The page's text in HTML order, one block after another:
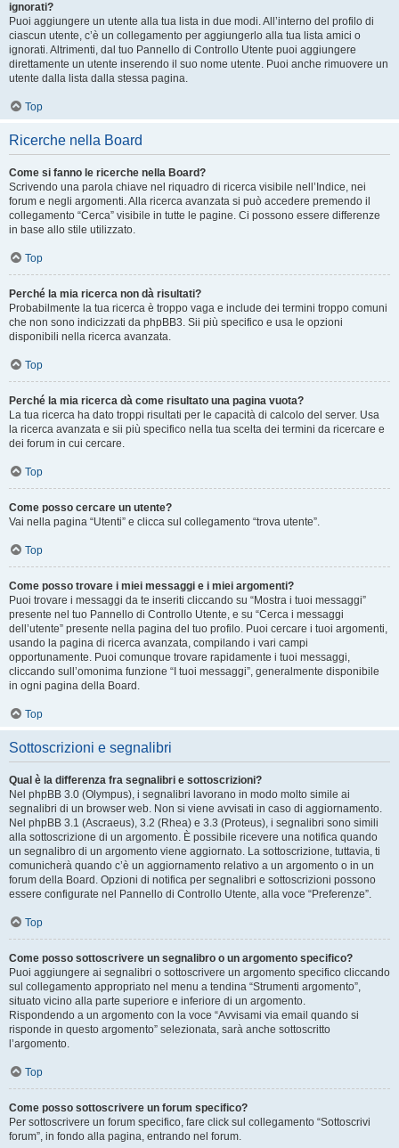
ignorati?
Puoi aggiungere un utente alla tua lista in due modi. All’interno del profilo di
ciascun utente, c’è un collegamento per aggiungerlo alla tua lista amici o
ignorati. Altrimenti, dal tuo Pannello di Controllo Utente puoi aggiungere
direttamente un utente inserendo il suo nome utente. Puoi anche rimuovere un
utente dalla lista dalla stessa pagina.
Top
Ricerche nella Board
Come si fanno le ricerche nella Board?
Scrivendo una parola chiave nel riquadro di ricerca visibile nell’Indice, nei
forum e negli argomenti. Alla ricerca avanzata si può accedere premendo il
collegamento “Cerca” visibile in tutte le pagine. Ci possono essere differenze
in base allo stile utilizzato.
Top
Perché la mia ricerca non dà risultati?
Probabilmente la tua ricerca è troppo vaga e include dei termini troppo comuni
che non sono indicizzati da phpBB3. Sii più specifico e usa le opzioni
disponibili nella ricerca avanzata.
Top
Perché la mia ricerca dà come risultato una pagina vuota?
La tua ricerca ha dato troppi risultati per le capacità di calcolo del server. Usa
la ricerca avanzata e sii più specifico nella tua scelta dei termini da ricercare e
dei forum in cui cercare.
Top
Come posso cercare un utente?
Vai nella pagina “Utenti” e clicca sul collegamento “trova utente”.
Top
Come posso trovare i miei messaggi e i miei argomenti?
Puoi trovare i messaggi da te inseriti cliccando su “Mostra i tuoi messaggi”
presente nel tuo Pannello di Controllo Utente, e su “Cerca i messaggi
dell’utente” presente nella pagina del tuo profilo. Puoi cercare i tuoi argomenti,
usando la pagina di ricerca avanzata, compilando i vari campi
opportunamente. Puoi comunque trovare rapidamente i tuoi messaggi,
cliccando sull’omonima funzione “I tuoi messaggi”, generalmente disponibile
in ogni pagina della Board.
Top
Sottoscrizioni e segnalibri
Qual è la differenza fra segnalibri e sottoscrizioni?
Nel phpBB 3.0 (Olympus), i segnalibri lavorano in modo molto simile ai
segnalibri di un browser web. Non si viene avvisati in caso di aggiornamento.
Nel phpBB 3.1 (Ascraeus), 3.2 (Rhea) e 3.3 (Proteus), i segnalibri sono simili
alla sottoscrizione di un argomento. È possibile ricevere una notifica quando
un segnalibro di un argomento viene aggiornato. La sottoscrizione, tuttavia, ti
comunicherà quando c’è un aggiornamento relativo a un argomento o in un
forum della Board. Opzioni di notifica per segnalibri e sottoscrizioni possono
essere configurate nel Pannello di Controllo Utente, alla voce “Preferenze”.
Top
Come posso sottoscrivere un segnalibro o un argomento specifico?
Puoi aggiungere ai segnalibri o sottoscrivere un argomento specifico cliccando
sul collegamento appropriato nel menu a tendina “Strumenti argomento”,
situato vicino alla parte superiore e inferiore di un argomento.
Rispondendo a un argomento con la voce “Avvisami via email quando si
risponde in questo argomento” selezionata, sarà anche sottoscritto
l’argomento.
Top
Come posso sottoscrivere un forum specifico?
Per sottoscrivere un forum specifico, fare click sul collegamento “Sottoscrivi
forum”, in fondo alla pagina, entrando nel forum.